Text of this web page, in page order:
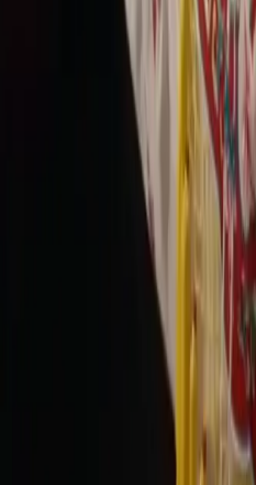
Términos de servicio
Política de privacidad
Política de reembolso
Contacta con Delphin
Wan 2.7 AI Video
DeepSeek V4 Pro Hub
Copyright © 2026 Delphin Studio.
Sigue a DeepSeek